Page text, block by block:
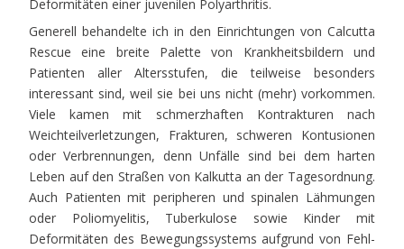
Deformitäten einer juvenilen Polyarthritis.
Generell behandelte ich in den Einrichtungen von Calcutta
Rescue eine breite Palette von Krankheitsbildern und
Patienten aller Altersstufen, die teilweise besonders
interessant sind, weil sie bei uns nicht (mehr) vorkommen.
Viele kamen mit schmerzhaften Kontrakturen nach
Weichteilverletzungen, Frakturen, schweren Kontusionen
oder Verbrennungen, denn Unfälle sind bei dem harten
Leben auf den Straßen von Kalkutta an der Tagesordnung.
Auch Patienten mit peripheren und spinalen Lähmungen
oder Poliomyelitis, Tuberkulose sowie Kinder mit
Deformitäten des Bewegungssystems aufgrund von Fehl-